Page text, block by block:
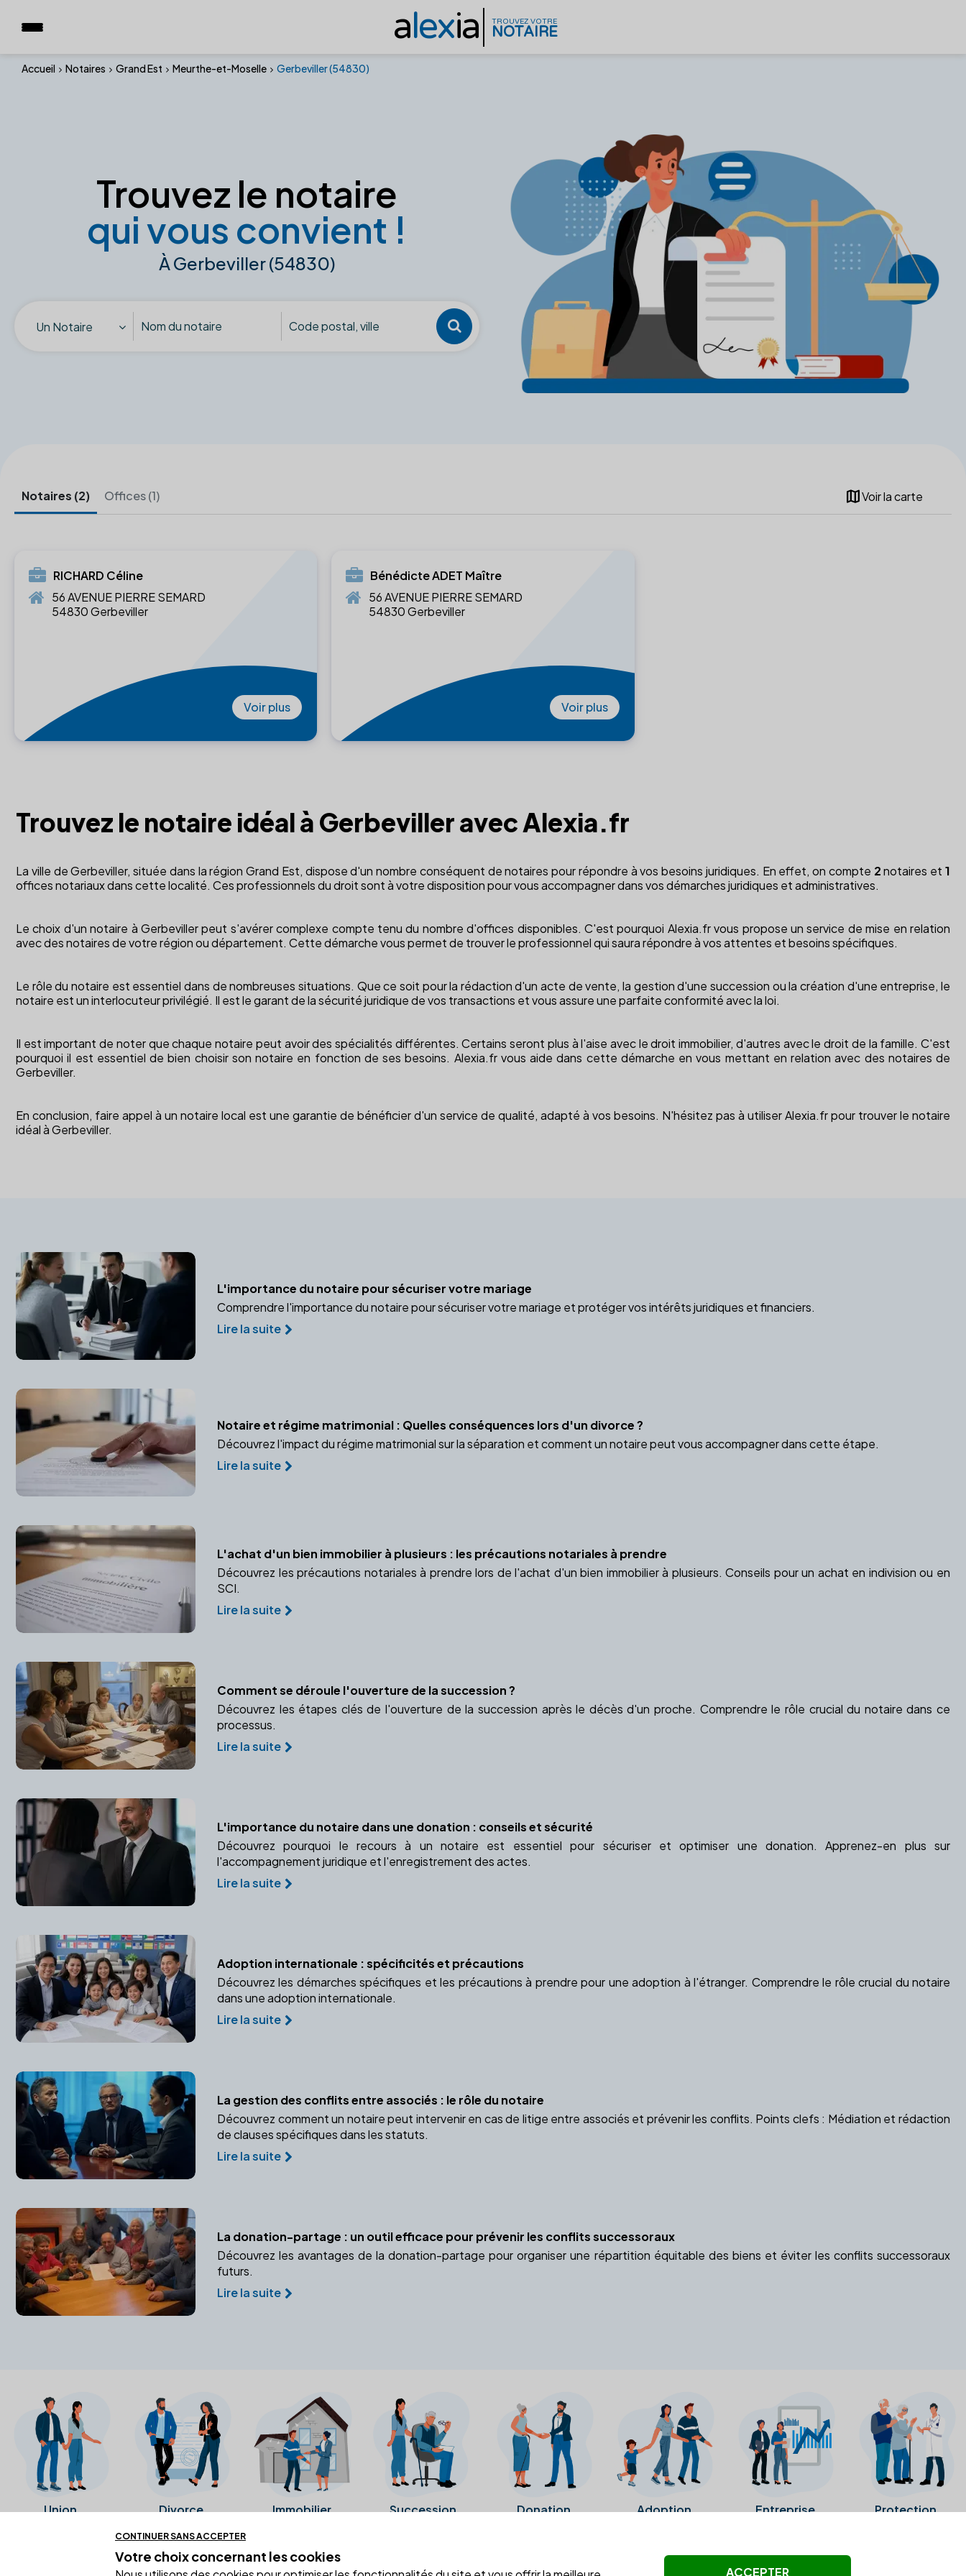
alexia TROUVEZ VOTRE
NOTAIRE
Accueil Notaires Grand Est Meurthe-et-Moselle Gerbeviller (54830)
Trouvez le notaire
qui vous convient !
À Gerbeviller (54830)
Un Notaire
mapVoir la carte
Notaires (2) Offices (1)
RICHARD Céline
56 AVENUE PIERRE SEMARD
54830 Gerbeviller
Voir plus
Bénédicte ADET Maître
56 AVENUE PIERRE SEMARD
54830 Gerbeviller
Voir plus
Trouvez le notaire idéal à Gerbeviller avec Alexia.fr
La ville de Gerbeviller, située dans la région Grand Est, dispose d'un nombre conséquent de notaires pour répondre à vos besoins juridiques. En effet, on compte 2notaires et1
offices notariaux dans cette localité. Ces professionnels du droit sont à votre disposition pour vous accompagner dans vos démarches juridiques et administratives.
Le choix d'un notaire à Gerbeviller peut s'avérer complexe compte tenu du nombre d'offices disponibles. C'est pourquoi Alexia.fr vous propose un service de mise en relation
avec des notaires de votre région ou département. Cette démarche vous permet de trouver le professionnel qui saura répondre à vos attentes et besoins spécifiques.
Le rôle du notaire est essentiel dans de nombreuses situations. Que ce soit pour la rédaction d'un acte de vente, la gestion d'une succession ou la création d'une entreprise, le
notaire est un interlocuteur privilégié. Il est le garant de la sécurité juridique de vos transactions et vous assure une parfaite conformité avec la loi.
Il est important de noter que chaque notaire peut avoir des spécialités différentes. Certains seront plus à l'aise avec le droit immobilier, d'autres avec le droit de la famille. C'est
pourquoi il est essentiel de bien choisir son notaire en fonction de ses besoins. Alexia.fr vous aide dans cette démarche en vous mettant en relation avec des notaires de
Gerbeviller.
En conclusion, faire appel à un notaire local est une garantie de bénéficier d'un service de qualité, adapté à vos besoins. N'hésitez pas à utiliser Alexia.fr pour trouver le notaire
idéal à Gerbeviller.
L'importance du notaire pour sécuriser votre mariage
Comprendre l'importance du notaire pour sécuriser votre mariage et protéger vos intérêts juridiques et financiers.
Lire la suite
Notaire et régime matrimonial : Quelles conséquences lors d'un divorce ?
Découvrez l'impact du régime matrimonial sur la séparation et comment un notaire peut vous accompagner dans cette étape.
Lire la suite
L'achat d'un bien immobilier à plusieurs : les précautions notariales à prendre
Découvrez les précautions notariales à prendre lors de l'achat d'un bien immobilier à plusieurs. Conseils pour un achat en indivision ou en
SCI.
Lire la suite
Comment se déroule l'ouverture de la succession ?
Découvrez les étapes clés de l'ouverture de la succession après le décès d'un proche. Comprendre le rôle crucial du notaire dans ce
processus.
Lire la suite
L'importance du notaire dans une donation : conseils et sécurité
Découvrez pourquoi le recours à un notaire est essentiel pour sécuriser et optimiser une donation. Apprenez-en plus sur
l'accompagnement juridique et l'enregistrement des actes.
Lire la suite
Adoption internationale : spécificités et précautions
Découvrez les démarches spécifiques et les précautions à prendre pour une adoption à l'étranger. Comprendre le rôle crucial du notaire
dans une adoption internationale.
Lire la suite
La gestion des conflits entre associés : le rôle du notaire
Découvrez comment un notaire peut intervenir en cas de litige entre associés et prévenir les conflits. Points clefs : Médiation et rédaction
de clauses spécifiques dans les statuts.
Lire la suite
La donation-partage : un outil efficace pour prévenir les conflits successoraux
Découvrez les avantages de la donation-partage pour organiser une répartition équitable des biens et éviter les conflits successoraux
futurs.
Lire la suite
Union Divorce Immobilier Succession Donation Adoption Entreprise Protection
Ces avis proviennent directement de la fiche Google Business de l'office notarial. Ils n'ont ni été collectés ni été vérifiés par Alexia.fr.
CONTINUER SANS ACCEPTER
Votre choix concernant les cookies
ACCEPTER